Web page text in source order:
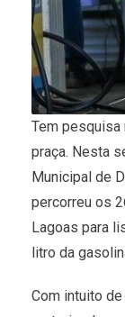
Tem
praça. Nesta
Municipal de
percorreu os
Lagoas para
litro da
Com intuito